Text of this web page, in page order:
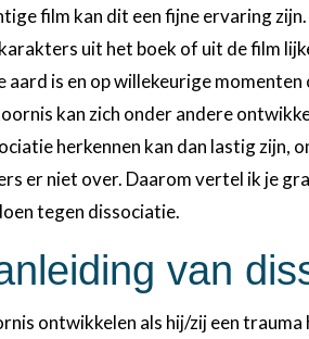
film kan dit een fijne ervaring
uit het boek of uit de film
is en op willekeurige
kan zich onder andere
herkennen kan dan lastig
er niet over. Daarom vertel ik je
tegen dissociatie.
van
ontwikkelen als hij/zij een